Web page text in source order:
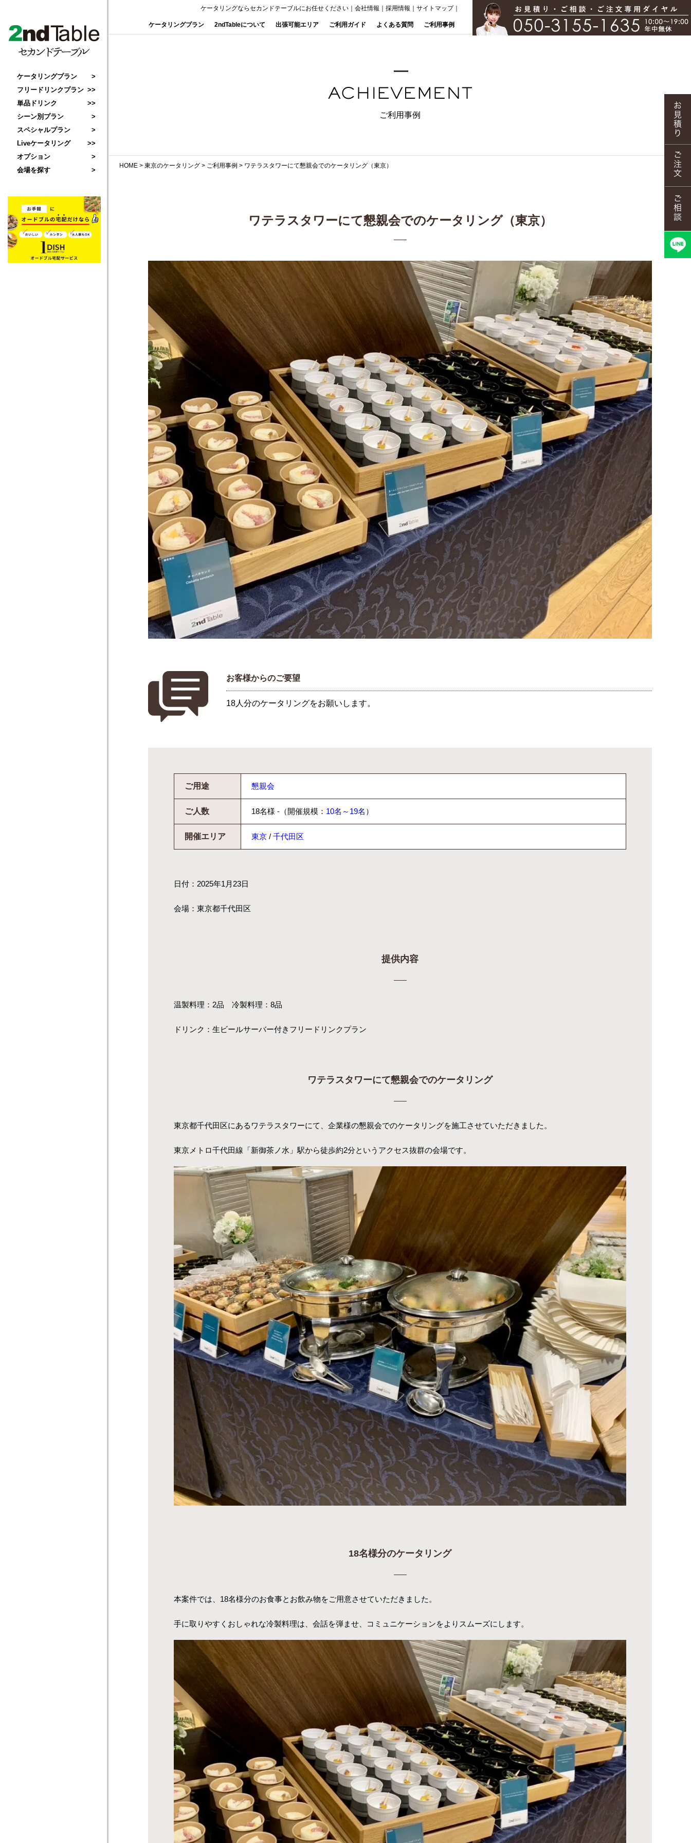
ケータリングならセカンドテーブルにお任せください 会社情報 採用情報 サイトマップ｜
ケータリングプラン 2ndTableについて 出張可能エリア ご利用ガイド よくある質問 ご利用事例
ケータリングプラン
フリードリンクプラン
単品ドリンク
シーン別プラン
スペシャルプラン
Liveケータリング
オプション
会場を探す
ご利用事例
HOME > 東京のケータリング > ご利用事例 > ワテラスタワーにて懇親会でのケータリング（東京）
ワテラスタワーにて懇親会でのケータリング（東京）
お客様からのご要望
18人分のケータリングをお願いします。
ご用途 懇親会
ご人数 18名様 -（開催規模： 10名～19名 ）
開催エリア 東京 / 千代田区
日付：2025年1月23日
会場：東京都千代田区
提供内容
温製料理：2品 冷製料理：8品
ドリンク：生ビールサーバー付きフリードリンクプラン
ワテラスタワーにて懇親会でのケータリング
東京都千代田区にあるワテラスタワーにて、企業様の懇親会でのケータリングを施工させていただきました。
東京メトロ千代田線 「新御茶ノ水」駅から徒歩約2分というアクセス抜群の会場です。
18名様分のケータリング
本案件では、18名様分のお食事とお飲み物をご用意させていただきました。
手に取りやすくおしゃれな冷製料理は、会話を弾ませ、コミュニケーションをよりスムーズにします。